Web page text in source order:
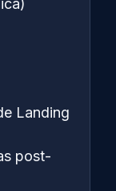
Landing
post-